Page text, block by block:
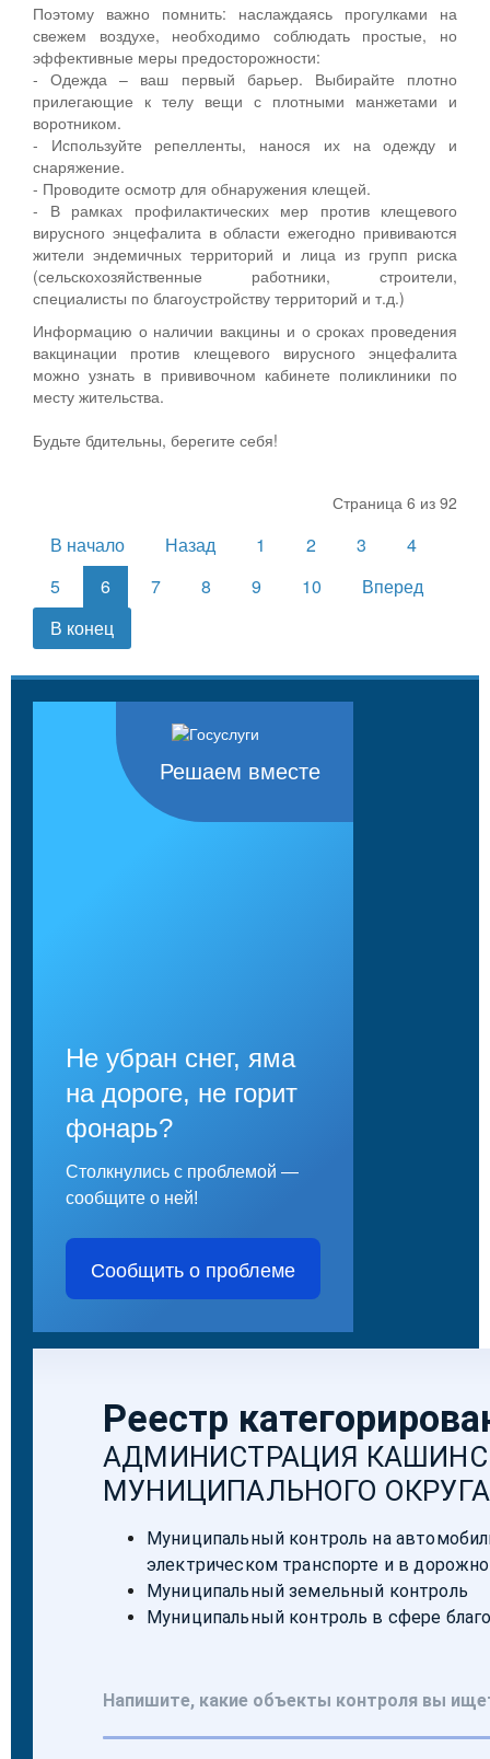
Поэтому важно помнить: наслаждаясь прогулками на
свежем воздухе, необходимо соблюдать простые, но
эффективные меры предосторожности:
- Одежда – ваш первый барьер. Выбирайте плотно
прилегающие к телу вещи с плотными манжетами и
воротником.
- Используйте репелленты, нанося их на одежду и
снаряжение.
- Проводите осмотр для обнаружения клещей.
- В рамках профилактических мер против клещевого
вирусного энцефалита в области ежегодно прививаются
жители эндемичных территорий и лица из групп риска
(сельскохозяйственные работники, строители,
специалисты по благоустройству территорий и т.д.)
Информацию о наличии вакцины и о сроках проведения
вакцинации против клещевого вирусного энцефалита
можно узнать в прививочном кабинете поликлиники по
месту жительства.
Будьте бдительны, берегите себя!
Страница 6 из 92
В начало Назад 1 2 3
4
5
6 7 8 9 10
Вперед
В конец
Решаем вместе
Не убран снег, яма
на дороге, не горит
фонарь?
Столкнулись с проблемой —
сообщите о ней!
Сообщить о проблеме